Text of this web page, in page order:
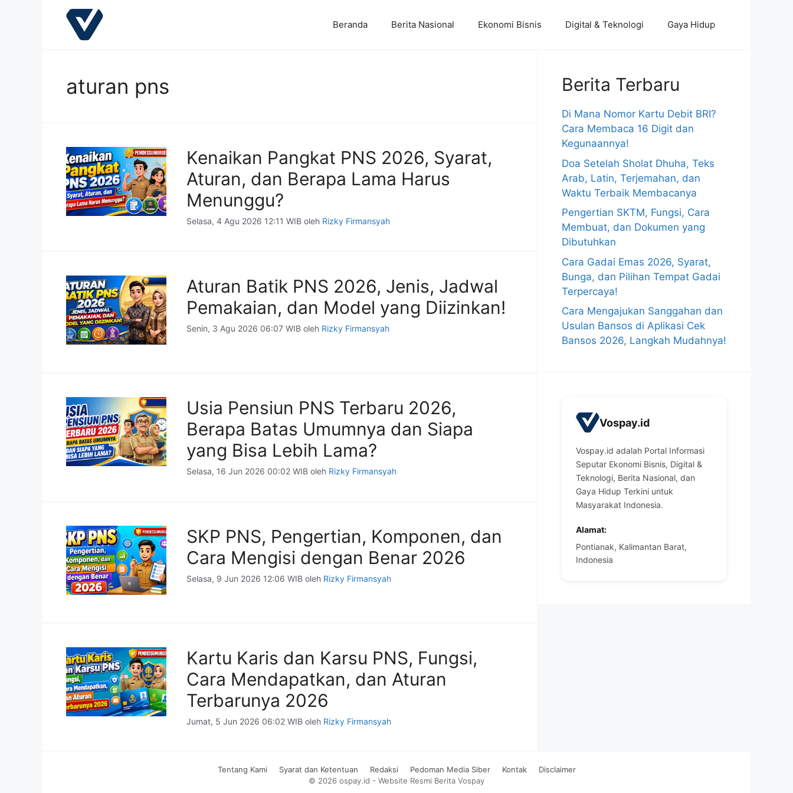
Beranda Berita Nasional Ekonomi Bisnis Digital & Teknologi Gaya Hidup
aturan pns
Kenaikan Pangkat PNS 2026, Syarat,
Aturan, dan Berapa Lama Harus
Menunggu?
Selasa, 4 Agu 2026 12:11 WIB oleh Rizky Firmansyah
Aturan Batik PNS 2026, Jenis, Jadwal
Pemakaian, dan Model yang Diizinkan!
Senin, 3 Agu 2026 06:07 WIB oleh Rizky Firmansyah
Usia Pensiun PNS Terbaru 2026,
Berapa Batas Umumnya dan Siapa
yang Bisa Lebih Lama?
Selasa, 16 Jun 2026 00:02 WIB oleh Rizky Firmansyah
SKP PNS, Pengertian, Komponen, dan
Cara Mengisi dengan Benar 2026
Selasa, 9 Jun 2026 12:06 WIB oleh Rizky Firmansyah
Kartu Karis dan Karsu PNS, Fungsi,
Cara Mendapatkan, dan Aturan
Terbarunya 2026
Jumat, 5 Jun 2026 06:02 WIB oleh Rizky Firmansyah
Berita Terbaru
Di Mana Nomor Kartu Debit BRI?
Cara Membaca 16 Digit dan
Kegunaannya!
Doa Setelah Sholat Dhuha, Teks
Arab, Latin, Terjemahan, dan
Waktu Terbaik Membacanya
Pengertian SKTM, Fungsi, Cara
Membuat, dan Dokumen yang
Dibutuhkan
Cara Gadai Emas 2026, Syarat,
Bunga, dan Pilihan Tempat Gadai
Terpercaya!
Cara Mengajukan Sanggahan dan
Usulan Bansos di Aplikasi Cek
Bansos 2026, Langkah Mudahnya!
Vospay.id
Vospay.id adalah Portal Informasi
Seputar Ekonomi Bisnis, Digital &
Teknologi, Berita Nasional, dan
Gaya Hidup Terkini untuk
Masyarakat Indonesia.
Alamat:
Pontianak, Kalimantan Barat,
Indonesia
Tentang Kami Syarat dan Ketentuan Redaksi Pedoman Media Siber Kontak
Disclaimer
© 2026 ospay.id - Website Resmi Berita Vospay